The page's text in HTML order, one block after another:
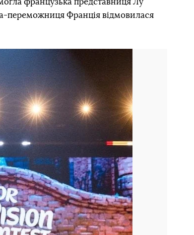
французька представниця Лу
переможниця Франція відмовилася